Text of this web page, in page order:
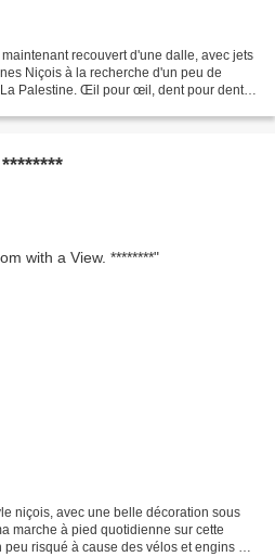
recouvert d'une dalle, avec jets
Niçois à la recherche d'un peu de
Palestine. Œil pour œil, dent pour dent,
niçois, avec une belle décoration sous
marche à pied quotidienne sur cette
risqué à cause des vélos et engins à